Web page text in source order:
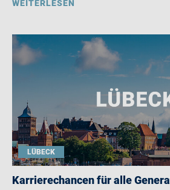
WEITERLESEN
LÜBECK
Karrierechancen für alle